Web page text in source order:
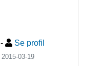
- Se profil
2015-03-19